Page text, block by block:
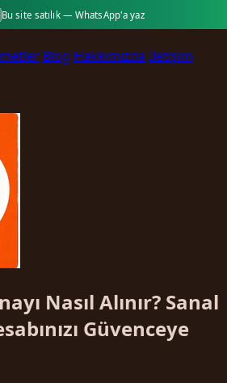
Bu site satılık — WhatsApp'a yaz
Blog Hakkımızda İletişim
Nasıl Alınır? Sanal
Güvenceye